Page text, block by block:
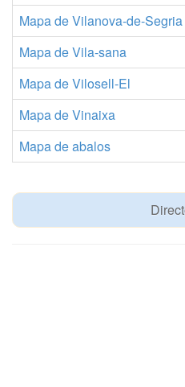
Mapa de Vilanova-de-Segria
Mapa de Vila-sana
Mapa de Vilosell-El
Mapa de Vinaixa
Mapa de abalos